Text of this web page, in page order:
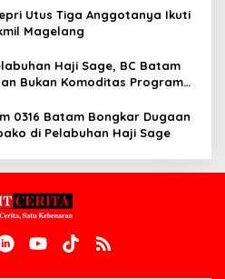
Utus Tiga Anggotanya Ikuti
Magelang
Haji Sage, BC Batam
Bukan Komoditas Program
0316 Batam Bongkar Dugaan
di Pelabuhan Haji Sage